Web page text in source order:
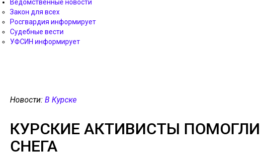
Ведомственные новости
Закон для всех
Росгвардия информирует
Судебные вести
УФСИН информирует
Новости: В Курске
КУРСКИЕ АКТИВИСТЫ
СНЕГА